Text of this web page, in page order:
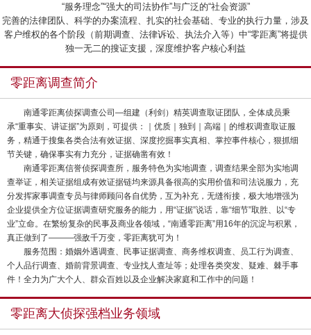
“服务理念”“强大的司法协作”与广泛的“社会资源”
完善的法律团队、科学的办案流程、扎实的社会基础、专业的执行力量，涉及
客户维权的各个阶段（前期调查、法律诉讼、执法介入等）中“零距离”将提供
独一无二的搜证支援，深度维护客户核心利益
零距离调查简介
南通零距离侦探调查公司—组建（利剑）精英调查取证团队，全体成员秉
承“重事实、讲证据”为原则，可提供：｜优质｜独到｜高端｜的维权调查取证服
务，精通于搜集各类合法有效证据、深度挖掘事实真相、掌控事件核心，狠抓细
节关键，确保事实有力充分，证据确凿有效！
南通零距离信誉侦探调查所，服务特色为实地调查，调查结果全部为实地调
查举证，相关证据组成有效证据链均来源具备很高的实用价值和司法说服力，充
分发挥家事调查专员与律师顾问各自优势，互为补充，无缝衔接，极大地增强为
企业提供全方位证据调查研究服务的能力，用“证据”说话，靠“细节”取胜、以“专
业”立命。在繁纷复杂的民事及商业各领域，“南通零距离”用16年的沉淀与积累，
真正做到了———强敌千万变，零距离犹可为！
服务范围：婚姻外遇调查、民事证据调查、商务维权调查、员工行为调查、
个人品行调查、婚前背景调查、专业找人查址等；处理各类突发、疑难、棘手事
件！全力为广大个人、群众百姓以及企业解决家庭和工作中的问题！
零距离大侦探强档业务领域